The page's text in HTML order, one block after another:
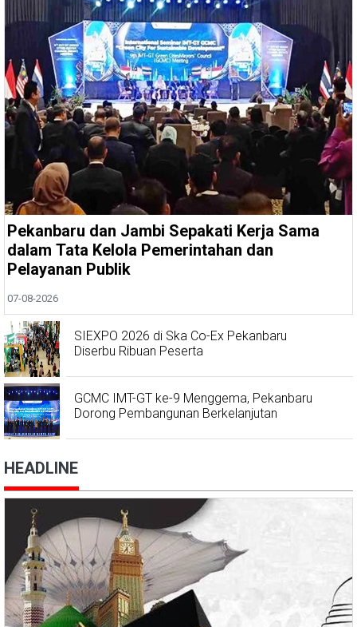
Pekanbaru dan Jambi Sepakati Kerja Sama
dalam Tata Kelola Pemerintahan dan
Pelayanan Publik
07-08-2026
SIEXPO 2026 di Ska Co-Ex Pekanbaru
Diserbu Ribuan Peserta
GCMC IMT-GT ke-9 Menggema, Pekanbaru
Dorong Pembangunan Berkelanjutan
HEADLINE